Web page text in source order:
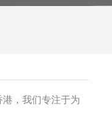
，我们专注于为